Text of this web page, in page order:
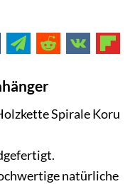
Spirale Koru
natürliche